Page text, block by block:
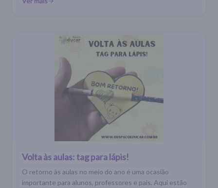
Volta às aulas: tag para lápis!
O retorno às aulas no meio do ano é uma ocasião
importante para alunos, professores e pais. Aqui estão